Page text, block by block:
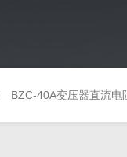
BZC-40A变压器直流电